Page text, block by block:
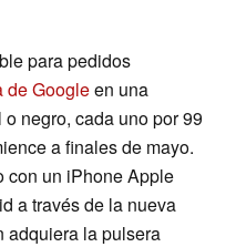
para pedidos
de Googleen una
negro, cada uno por 99
a finales de mayo.
con un iPhone Apple
a través de la nueva
adquiera la pulsera